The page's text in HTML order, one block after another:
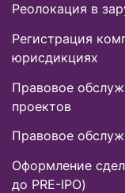
Реолокация в
Регистрация
юрисдикциях
Правовое
проектов
Правовое
Оформление
до PRE-IPO)